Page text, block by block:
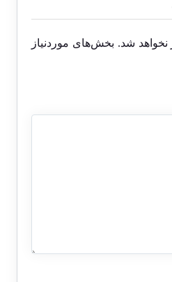
نخواهد شد. بخش‌های موردنیاز